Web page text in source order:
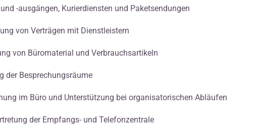
-ausgängen, Kurierdiensten und Paketsendungen
von Verträgen mit Dienstleistern
von Büromaterial und Verbrauchsartikeln
der Besprechungsräume
im Büro und Unterstützung bei organisatorischen Abläufen
der Empfangs- und Telefonzentrale